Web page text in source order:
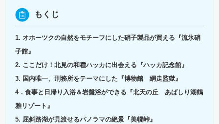
もくじ
1. オホーツクの自然をモチーフにした硝子製品が買える『流氷硝
子館』
2. ここだけ！北見の和種ハッカに出会える『ハッカ記念館』
3. 国内唯一、刑務所をテーマにした『博物館 網走監獄』
4．食事と日帰り入浴＆岩盤浴ができる『北天の丘 あばしり湖鶴
雅リゾート』
5. 屈斜路湖が見渡せるパノラマの絶景『美幌峠』